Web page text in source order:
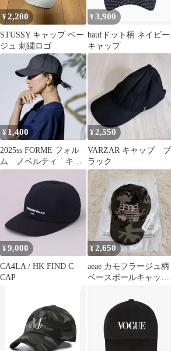
¥2,200
STUSSY キャップ ベー
ジュ 刺繍ロゴ
¥3,900
baufドット柄 ネイビー
キャップ
¥1,400
2025ss FORME フォル
ム ノベルティ キャ
ップ
¥2,550
VARZAR キャップ ブ
ラック
¥9,000
CA4LA / HK FIND C
CAP
¥2,650
aeae カモフラージュ柄
ベースボールキャップ